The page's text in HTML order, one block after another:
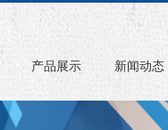
产品展示 新闻动态